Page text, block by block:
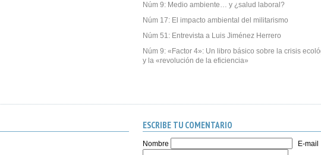
Núm 9: Medio ambiente… y ¿salud laboral?
Núm 17: El impacto ambiental del militarismo
Núm 51: Entrevista a Luis Jiménez Herrero
Núm 9: «Factor 4»: Un libro básico sobre la crisis
y la «revolución de la eficiencia»
ESCRIBE TU COMENTARIO
Nombre E-mail